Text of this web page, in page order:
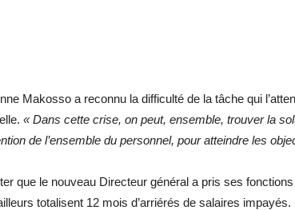
Makosso a reconnu la difficulté de la tâche qui
« Dans cette crise, on peut, ensemble, trouver la
de l’ensemble du personnel, pour atteindre les
que le nouveau Directeur général a pris ses
totalisent 12 mois d’arriérés de salaires impayés.